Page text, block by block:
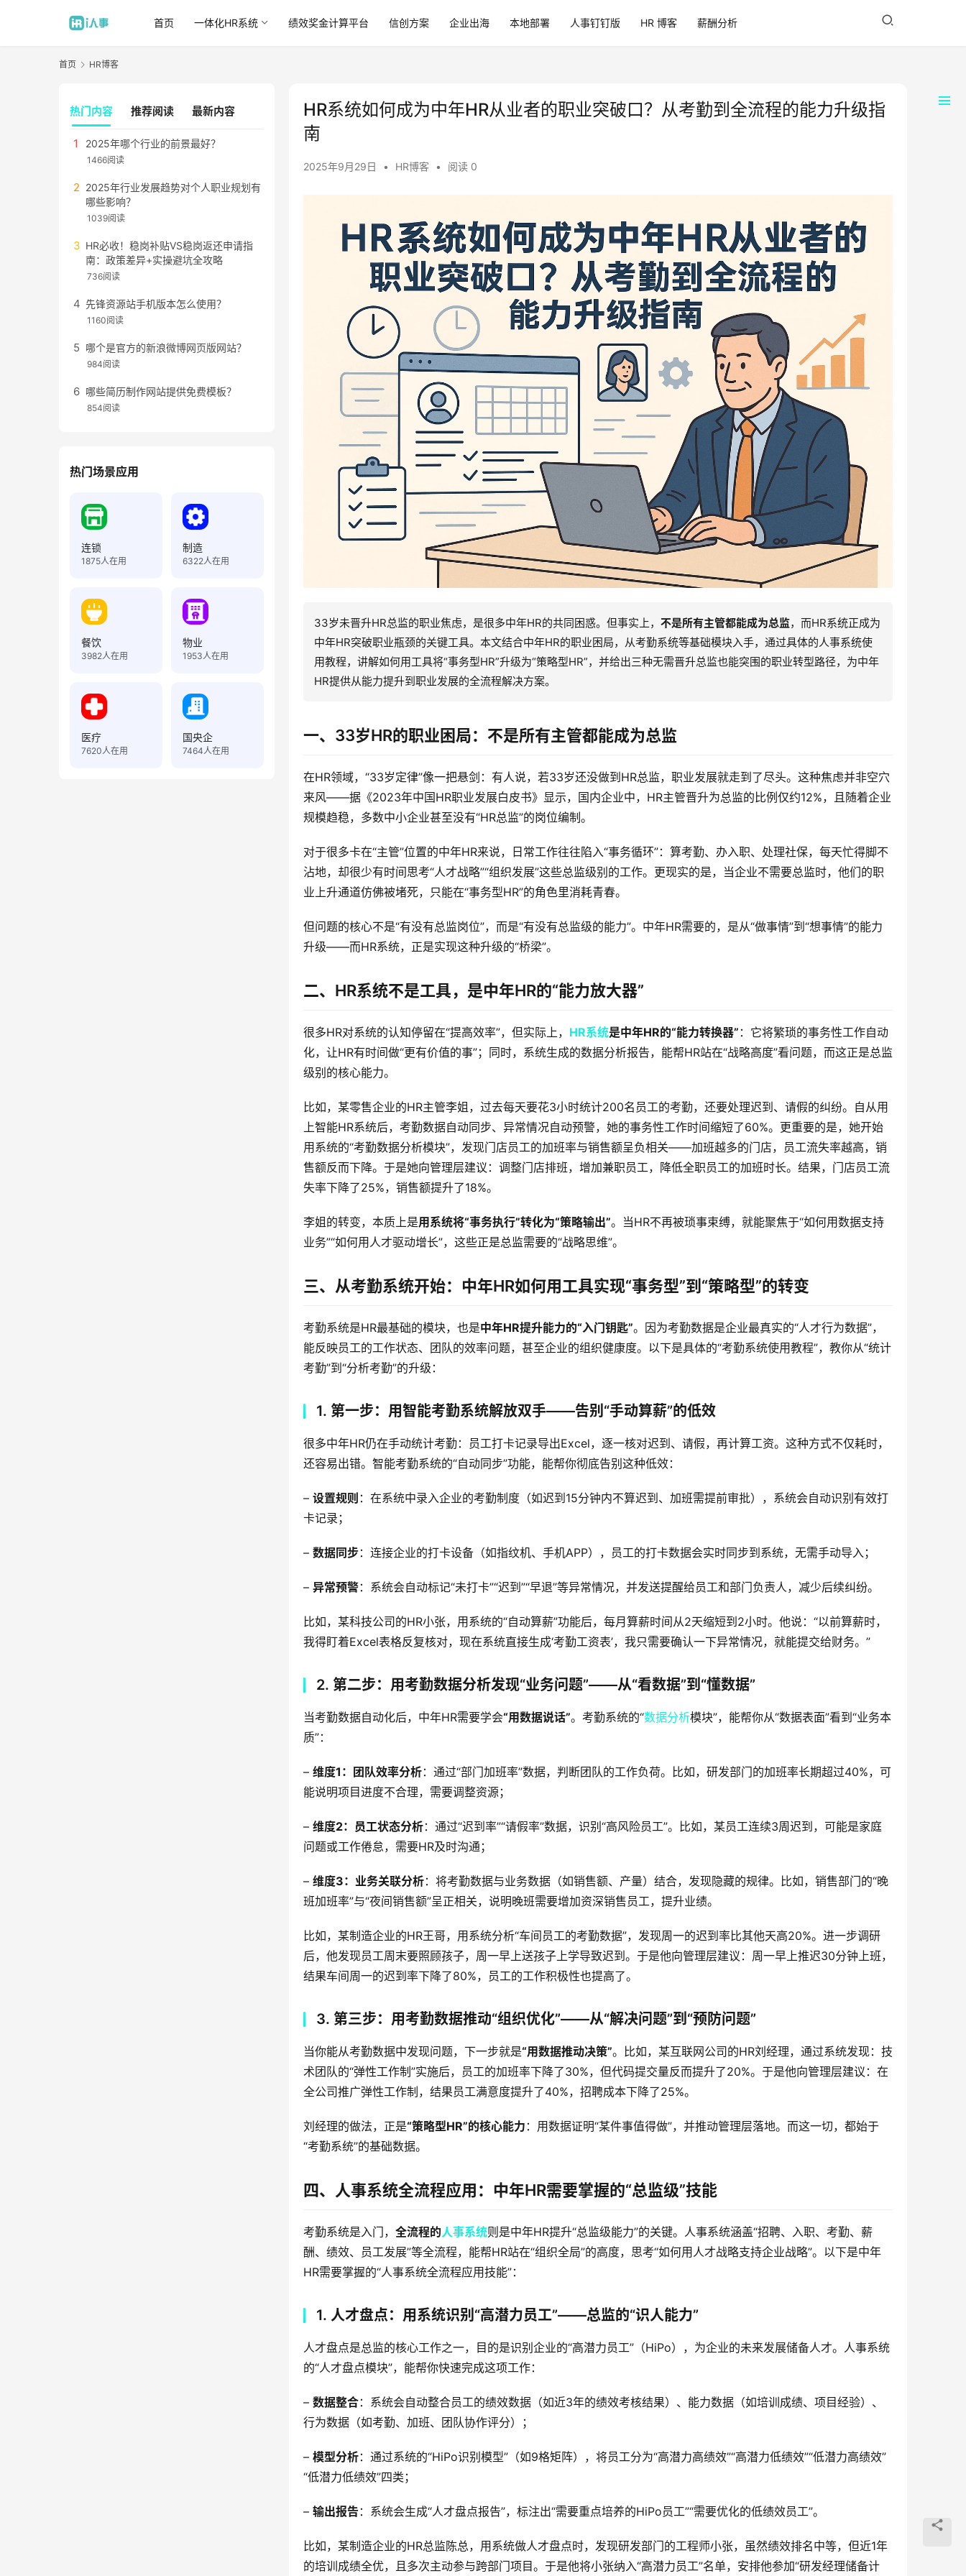
首页 一体化HR系统 绩效奖金计算平台 信创方案 企业出海 本地部署 人事钉钉版 HR 博客 薪酬分析
首页 HR博客
HR系统如何成为中年HR从业者的职业突破口？从考勤到全流程的能力升级指
南
2025年9月29日 • HR博客 • 阅读 0
33岁未晋升HR总监的职业焦虑，是很多中年HR的共同困惑。但事实上， 不是所有主管都能成为总监，而HR系统正成为
中年HR突破职业瓶颈的关键工具。本文结合中年HR的职业困局，从考勤系统等基础模块入手，通过具体的人事系统使
用教程，讲解如何用工具将“事务型HR”升级为“策略型HR”，并给出三种无需晋升总监也能突围的职业转型路径，为中年
HR提供从能力提升到职业发展的全流程解决方案。
一、33岁HR的职业困局：不是所有主管都能成为总监
在HR领域，“33岁定律”像一把悬剑：有人说，若33岁还没做到HR总监，职业发展就走到了尽头。这种焦虑并非空穴
来风——据《2023年中国HR职业发展白皮书》显示，国内企业中，HR主管晋升为总监的比例仅约12%，且随着企业
规模趋稳，多数中小企业甚至没有“HR总监”的岗位编制。
对于很多卡在“主管”位置的中年HR来说，日常工作往往陷入“事务循环”：算考勤、办入职、处理社保，每天忙得脚不
沾地，却很少有时间思考“人才战略”“组织发展”这些总监级别的工作。更现实的是，当企业不需要总监时，他们的职
业上升通道仿佛被堵死，只能在“事务型HR”的角色里消耗青春。
但问题的核心不是“有没有总监岗位”，而是“有没有总监级的能力”。中年HR需要的，是从“做事情”到“想事情”的能力
升级——而HR系统，正是实现这种升级的“桥梁”。
二、HR系统不是工具，是中年HR的“能力放大器”
很多HR对系统的认知停留在“提高效率”，但实际上， HR系统是中年HR的“能力转换器” ：它将繁琐的事务性工作自动
化，让HR有时间做“更有价值的事”；同时，系统生成的数据分析报告，能帮HR站在“战略高度”看问题，而这正是总监
级别的核心能力。
比如，某零售企业的HR主管李姐，过去每天要花3小时统计200名员工的考勤，还要处理迟到、请假的纠纷。自从用
上智能HR系统后，考勤数据自动同步、异常情况自动预警，她的事务性工作时间缩短了60%。更重要的是，她开始
用系统的“考勤数据分析模块”，发现门店员工的加班率与销售额呈负相关——加班越多的门店，员工流失率越高，销
售额反而下降。于是她向管理层建议：调整门店排班，增加兼职员工，降低全职员工的加班时长。结果，门店员工流
失率下降了25%，销售额提升了18%。
李姐的转变，本质上是用系统将“事务执行”转化为“策略输出”。当HR不再被琐事束缚，就能聚焦于“如何用数据支持
业务”“如何用人才驱动增长”，这些正是总监需要的“战略思维”。
三、从考勤系统开始：中年HR如何用工具实现“事务型”到“策略型”的转变
考勤系统是HR最基础的模块，也是中年HR提升能力的“入门钥匙”。因为考勤数据是企业最真实的“人才行为数据”，
能反映员工的工作状态、团队的效率问题，甚至企业的组织健康度。以下是具体的“考勤系统使用教程”，教你从“统计
考勤”到“分析考勤”的升级：
1. 第一步：用智能考勤系统解放双手——告别“手动算薪”的低效
很多中年HR仍在手动统计考勤：员工打卡记录导出Excel，逐一核对迟到、请假，再计算工资。这种方式不仅耗时，
还容易出错。智能考勤系统的“自动同步”功能，能帮你彻底告别这种低效：
– 设置规则 ：在系统中录入企业的考勤制度（如迟到15分钟内不算迟到、加班需提前审批），系统会自动识别有效打
卡记录；
– 数据同步：连接企业的打卡设备（如指纹机、手机APP），员工的打卡数据会实时同步到系统，无需手动导入；
– 异常预警：系统会自动标记“未打卡”“迟到”“早退”等异常情况，并发送提醒给员工和部门负责人，减少后续纠纷。
比如，某科技公司的HR小张，用系统的“自动算薪”功能后，每月算薪时间从2天缩短到2小时。他说：“以前算薪时，
我得盯着Excel表格反复核对，现在系统直接生成‘考勤工资表’，我只需要确认一下异常情况，就能提交给财务。”
2. 第二步：用考勤数据分析发现“业务问题”——从“看数据”到“懂数据”
当考勤数据自动化后，中年HR需要学会“用数据说话”。考勤系统的“数据分析模块”，能帮你从“数据表面”看到“业务本
质”：
– 维度1：团队效率分析：通过“部门加班率”数据，判断团队的工作负荷。比如，研发部门的加班率长期超过40%，可
能说明项目进度不合理，需要调整资源；
– 维度2：员工状态分析：通过“迟到率”“请假率”数据，识别“高风险员工”。比如，某员工连续3周迟到，可能是家庭
问题或工作倦怠，需要HR及时沟通；
– 维度3：业务关联分析：将考勤数据与业务数据（如销售额、产量）结合，发现隐藏的规律。比如，销售部门的“晚
班加班率”与“夜间销售额”呈正相关，说明晚班需要增加资深销售员工，提升业绩。
比如，某制造企业的HR王哥，用系统分析“车间员工的考勤数据”，发现周一的迟到率比其他天高20%。进一步调研
后，他发现员工周末要照顾孩子，周一早上送孩子上学导致迟到。于是他向管理层建议：周一早上推迟30分钟上班，
结果车间周一的迟到率下降了80%，员工的工作积极性也提高了。
3. 第三步：用考勤数据推动“组织优化”——从“解决问题”到“预防问题”
当你能从考勤数据中发现问题，下一步就是“用数据推动决策”。比如，某互联网公司的HR刘经理，通过系统发现：技
术团队的“弹性工作制”实施后，员工的加班率下降了30%，但代码提交量反而提升了20%。于是他向管理层建议：在
全公司推广弹性工作制，结果员工满意度提升了40%，招聘成本下降了25%。
刘经理的做法，正是“策略型HR”的核心能力 ：用数据证明“某件事值得做”，并推动管理层落地。而这一切，都始于
“考勤系统”的基础数据。
四、人事系统全流程应用：中年HR需要掌握的“总监级”技能
考勤系统是入门， 全流程的人事系统则是中年HR提升“总监级能力”的关键。人事系统涵盖“招聘、入职、考勤、薪
酬、绩效、员工发展”等全流程，能帮HR站在“组织全局”的高度，思考“如何用人才战略支持企业战略”。以下是中年
HR需要掌握的“人事系统全流程应用技能”：
1. 人才盘点：用系统识别“高潜力员工”——总监的“识人能力”
人才盘点是总监的核心工作之一，目的是识别企业的“高潜力员工”（HiPo），为企业的未来发展储备人才。人事系统
的“人才盘点模块”，能帮你快速完成这项工作：
– 数据整合：系统会自动整合员工的绩效数据（如近3年的绩效考核结果）、能力数据（如培训成绩、项目经验）、
行为数据（如考勤、加班、团队协作评分）；
– 模型分析：通过系统的“HiPo识别模型”（如9格矩阵），将员工分为“高潜力高绩效”“高潜力低绩效”“低潜力高绩效”
“低潜力低绩效”四类；
– 输出报告 ：系统会生成“人才盘点报告”，标注出“需要重点培养的HiPo员工”“需要优化的低绩效员工”。
比如，某制造企业的HR总监陈总，用系统做人才盘点时，发现研发部门的工程师小张，虽然绩效排名中等，但近1年
的培训成绩全优，且多次主动参与跨部门项目。于是他将小张纳入“高潜力员工”名单，安排他参加“研发经理储备计
热门内容 推荐阅读 最新内容
2025年哪个行业的前景最好？
1466阅读
2025年行业发展趋势对个人职业规划有
哪些影响？
1039阅读
HR必收！稳岗补贴VS稳岗返还申请指
南：政策差异+实操避坑全攻略
736阅读
先锋资源站手机版本怎么使用？
1160阅读
哪个是官方的新浪微博网页版网站？
984阅读
哪些简历制作网站提供免费模板？
854阅读
热门场景应用
连锁
1875人在用
制造
6322人在用
餐饮
3982人在用
物业
1953人在用
医疗
7620人在用
国央企
7464人在用